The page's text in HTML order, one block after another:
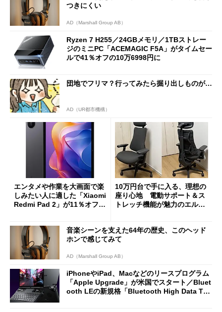
つきにくい
AD（Marshall Group AB）
Ryzen 7 H255／24GBメモリ／1TBストレー
ジのミニPC「ACEMAGIC F5A」がタイムセー
ルで41％オフの10万6998円に
団地でフリマ？行ってみたら掘り出しものが…
AD（UR都市機構）
エンタメや作業を大画面で楽
しみたい人に適した「Xiaomi
Redmi Pad 2」が11％オフの
10万円台で手に入る、理想の
座り心地 電動サポート＆ス
トレッチ機能が魅力のエルゴ
音楽シーンを支えた64年の歴史、このヘッド
ホンで感じてみて
AD（Marshall Group AB）
iPhoneやiPad、Macなどのリースプログラム
「Apple Upgrade」が米国でスタート／Bluet
ooth LEの新規格「Bluetooth High Data Thr